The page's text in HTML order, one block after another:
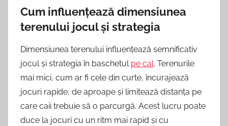
Cum influențează dimensiunea
terenului jocul și strategia
Dimensiunea terenului influențează semnificativ
jocul și strategia în baschetul pe cal. Terenurile
mai mici, cum ar fi cele din curte, încurajează
jocuri rapide, de aproape și limitează distanța pe
care caii trebuie să o parcurgă. Acest lucru poate
duce la jocuri cu un ritm mai rapid și cu